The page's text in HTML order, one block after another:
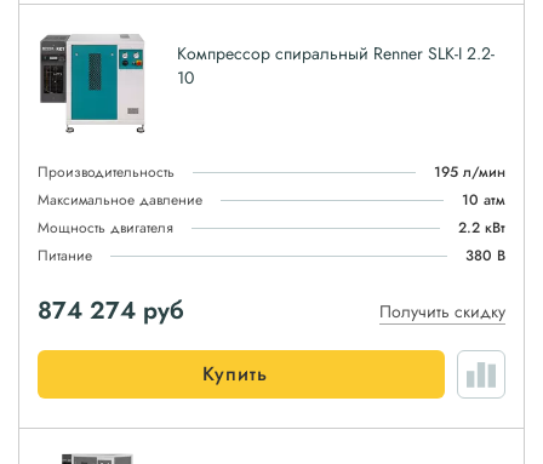
Компрессор спиральный Renner SLK-I 2.2-
10
Производительность
195 л/мин
Максимальное давление
10 атм
Мощность двигателя
2.2 кВт
Питание
380 В
874 274 руб Получить скидку
Купить